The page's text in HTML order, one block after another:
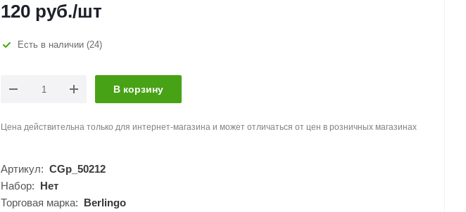
120 руб./шт
Есть в наличии (24)
В корзину
Цена действительна только для интернет-магазина и может отличаться от цен в розничных магазинах
Артикул: CGp_50212
Набор: Нет
Торговая марка: Berlingo